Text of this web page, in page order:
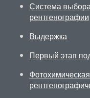
Система
рентгенографии
Выдержка
Первый этап